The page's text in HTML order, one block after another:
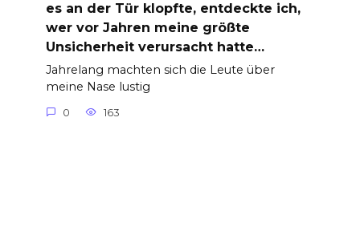
es an der Tür klopfte, entdeckte ich,
wer vor Jahren meine größte
Unsicherheit verursacht hatte…
Jahrelang machten sich die Leute über
meine Nase lustig
0 163